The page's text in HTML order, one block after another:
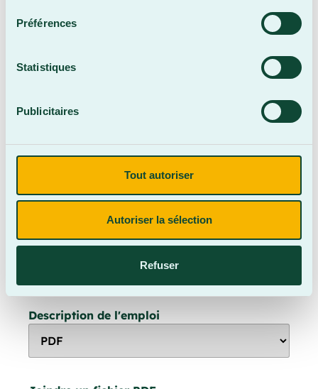
Préférences
Statistiques
Publicitaires
Tout autoriser
Autoriser la sélection
Refuser
Sélectionnez une date en cliquant sur l'icône du
calendrier.
Nombre de postes à combler*
Description de l'emploi